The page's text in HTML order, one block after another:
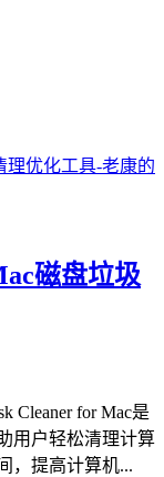
磁盘垃圾
for Mac是
用户轻松清理计算
，提高计算机...